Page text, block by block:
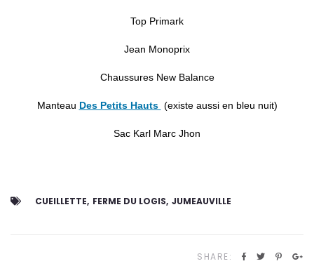
Top Primark
Jean Monoprix
Chaussures New Balance
Manteau Des Petits Hauts (existe aussi en bleu nuit)
Sac Karl Marc Jhon
CUEILLETTE FERME DU LOGIS JUMEAUVILLE
SHARE: